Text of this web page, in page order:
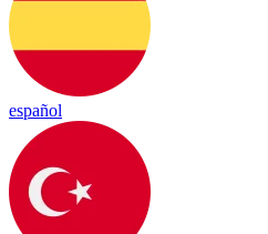
español